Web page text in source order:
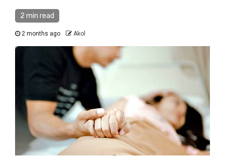
2 min read
2 months ago Akol